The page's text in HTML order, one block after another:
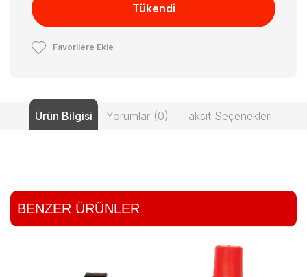
Tükendi
Favorilere Ekle
Ürün Bilgisi Yorumlar (0) Taksit Seçenekleri
BENZER ÜRÜNLER